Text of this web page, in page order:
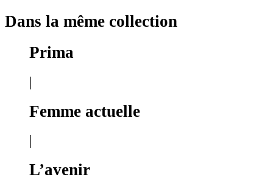
Dans la même collection
Prima
|
Femme actuelle
L’avenir